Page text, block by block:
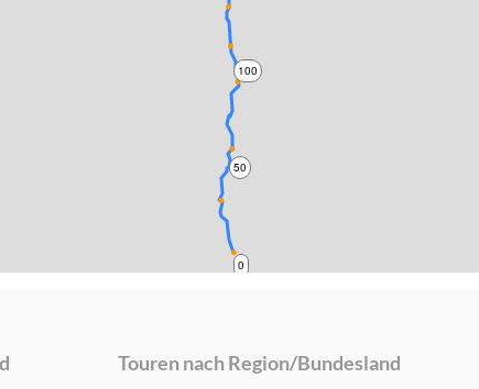
0
50
100
Touren nach Region/Bundesland